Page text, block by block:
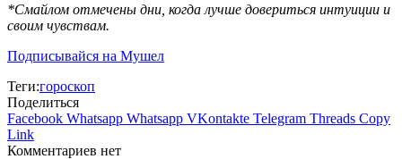
*Смайлом отмечены дни, когда лучше довериться интуиции и
своим чувствам.
Подписывайся на Мушел
Теги:гороскоп
Поделиться
Facebook Whatsapp Whatsapp VKontakte Telegram Threads Copy
Link
Комментариев нет